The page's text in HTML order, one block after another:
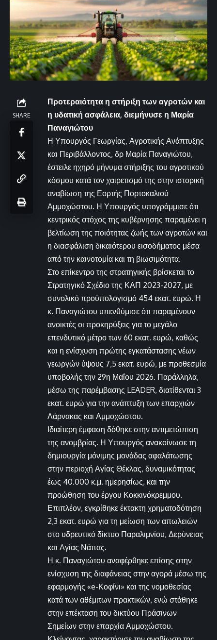
SHARE
Προτεραιότητα η στήριξη των αγροτών και
η υδατική ασφάλεια, διεμήνυσε η Μαρία
Παναγιώτου
Η Υπουργός Γεωργίας, Αγροτικής Ανάπτυξης
και Περιβάλλοντος, δρ Μαρία Παναγιώτου,
έστειλε ηχηρό μήνυμα στήριξης του αγροτικού
κόσμου κατά τον χαιρετισμό της στην ιστορική
αναβίωση της Εορτής Πορτοκαλιού
Αμμοχώστου. Η Υπουργός υπογράμμισε ότι
κεντρικός στόχος της κυβέρνησης παραμένει η
βελτίωση της ποιότητας ζωής των αγροτών και
η διασφάλιση δικαιότερου εισοδήματος μέσα
από την καινοτομία και τη βιωσιμότητα.
Στο επίκεντρο της στρατηγικής βρίσκεται το
Στρατηγικό Σχέδιο της ΚΑΠ 2023-2027, με
συνολικό προϋπολογισμό 454 εκατ. ευρώ. Η
κ. Παναγιώτου υπενθύμισε ότι παραμένουν
ανοικτές οι προκηρύξεις για το μεγάλο
επενδυτικό μέτρο των 60 εκατ. ευρώ, καθώς
και η ενίσχυση πρώτης εγκατάστασης νέων
γεωργών ύψους 7,5 εκατ. ευρώ, με προθεσμία
υποβολής την 29η Μαΐου 2026. Παράλληλα,
μέσω της παρέμβασης LEADER, διατίθενται 3
εκατ. ευρώ για την ανάπτυξη των επαρχιών
Λάρνακας και Αμμοχώστου.
Ιδιαίτερη έμφαση δόθηκε στην αντιμετώπιση
της ανομβρίας. Η Υπουργός ανακοίνωσε τη
δημιουργία μόνιμης μονάδας αφαλάτωσης
στην περιοχή Αγίας Θέκλας, δυναμικότητας
έως 40.000 κ.μ. ημερησίως, και την
προώθηση του έργου Κοκκινόκρεμμου.
Επιπλέον, εγκρίθηκε έκτακτη χρηματοδότηση
2,3 εκατ. ευρώ για τη μείωση των απωλειών
στο υδρευτικό δίκτυο Παραλιμνίου, Δερύνειας
και Αγίας Νάπας.
Η κ. Παναγιώτου αναφέρθηκε επίσης στην
ενίσχυση της διαφάνειας στην αγορά μέσω της
εφαρμογής «e-Κοφίνι» και της νομοθεσίας
κατά των αθέμιτων πρακτικών, ενώ στάθηκε
στην επέκταση του δικτύου Πράσινων
Σημείων στην επαρχία Αμμοχώστου.